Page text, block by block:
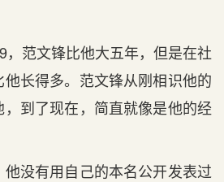
，范文锋比他大五年，但是在社
长得多。范文锋从刚相识他的
到了现在，简直就像是他的经
没有用自己的本名公开发表过